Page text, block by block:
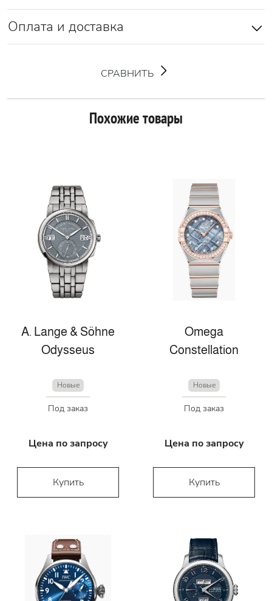
Оплата и доставка
СРАВНИТЬ
Похожие товары
A. Lange & Söhne
Odysseus
Новые
Под заказ
Цена по запросу
Купить
Omega
Constellation
Новые
Под заказ
Цена по запросу
Купить